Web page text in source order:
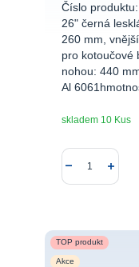
Číslo
26" černá
260 mm,
pro kotoučové
nohou: 440
Al
skladem 10 Kus
TOP produkt
Akce